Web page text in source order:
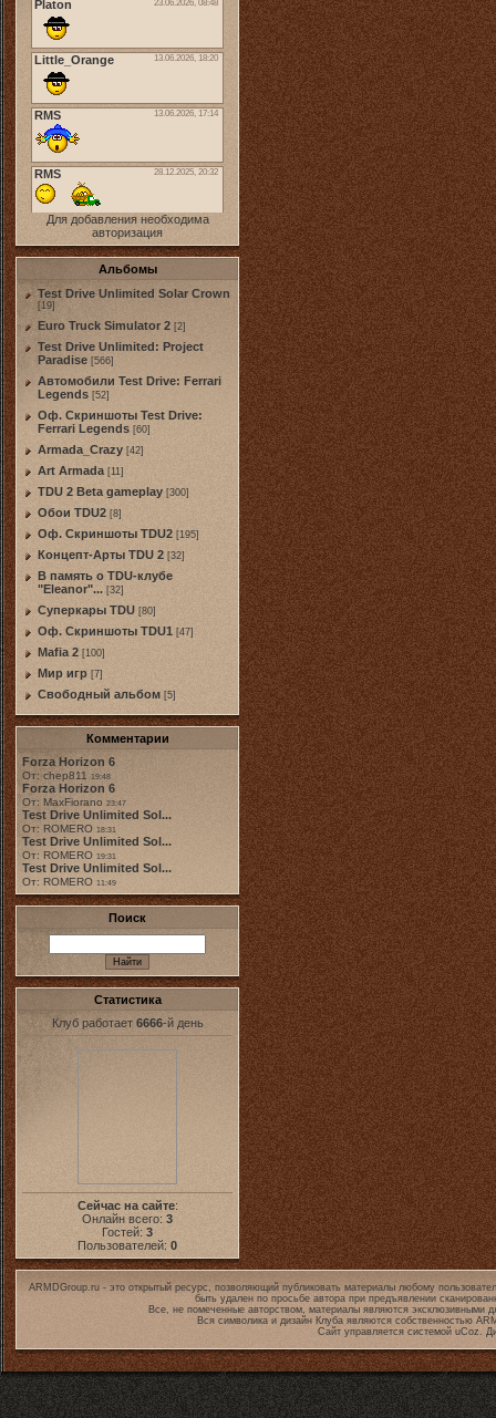
Для добавления необходима
авторизация
Альбомы
Test Drive Unlimited Solar Crown
[19]
Euro Truck Simulator 2 [2]
Test Drive Unlimited: Project
Paradise [566]
Автомобили Test Drive: Ferrari
Legends [52]
Оф. Скриншоты Test Drive:
Ferrari Legends [60]
Armada_Crazy [42]
Art Armada [11]
TDU 2 Beta gameplay [300]
Обои TDU2 [8]
Оф. Скриншоты TDU2 [195]
Концепт-Арты TDU 2 [32]
В память о TDU-клубе
"Eleanor"... [32]
Суперкары TDU [80]
Оф. Скриншоты TDU1 [47]
Mafia 2 [100]
Мир игр [7]
Свободный альбом [5]
Комментарии
Forza Horizon 6
От: chep811 19:48
Forza Horizon 6
От: MaxFiorano 23:47
Test Drive Unlimited Sol...
От: ROMERO 18:31
Test Drive Unlimited Sol...
От: ROMERO 19:31
Test Drive Unlimited Sol...
От: ROMERO 11:49
Поиск
Статистика
Клуб работает 6666-й день
Сейчас на сайте:
Онлайн всего: 3
Гостей: 3
Пользователей: 0
ARMDGroup.ru - это открытый ресурс, позволяющий публиковать материалы любому
быть удален по просьбе автора при предъявлении
Все, не помеченные авторством, материалы являются эксклюзивными
Вся символика и дизайн Клуба являются собственностью
Сайт управляется системой uCoz.